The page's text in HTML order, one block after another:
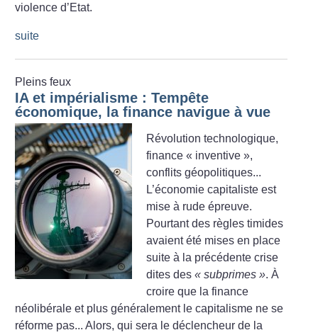
violence d’Etat.
suite
Pleins feux
IA et impérialisme : Tempête
économique, la finance navigue à vue
Révolution technologique,
finance « inventive »,
conflits géopolitiques...
L’économie capitaliste est
mise à rude épreuve.
Pourtant des règles timides
avaient été mises en place
suite à la précédente crise
dites des« subprimes ». À
croire que la finance
néolibérale et plus généralement le capitalisme ne se
réforme pas... Alors, qui sera le déclencheur de la